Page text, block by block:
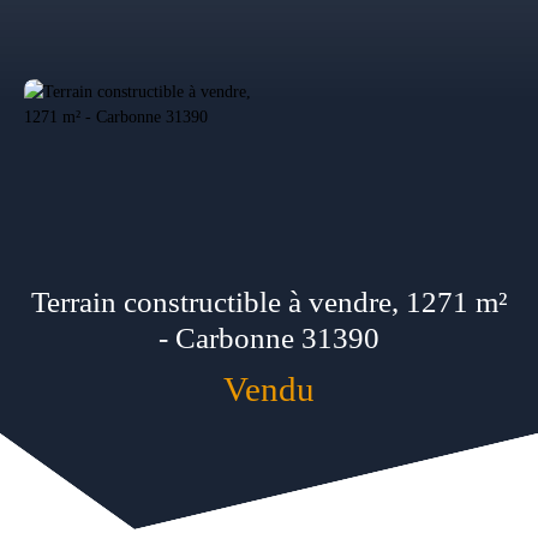
Estimation
Terrain constructible à vendre, 1271 m²
- Carbonne 31390
Vendu